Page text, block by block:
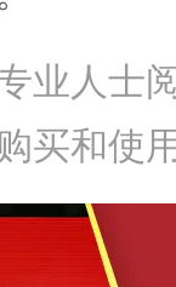
业人士
买和使